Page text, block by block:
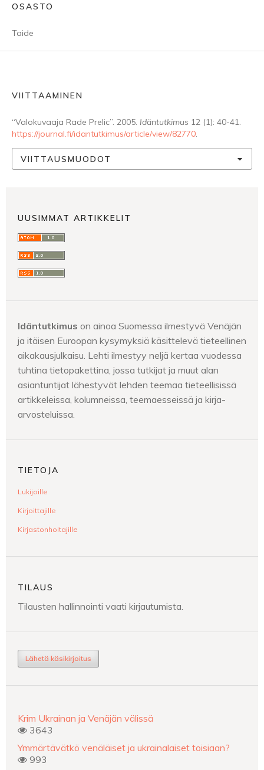
OSASTO
Taide
VIITTAAMINEN
“Valokuvaaja Rade Prelic”. 2005. Idäntutkimus 12 (1): 40-41.
https://journal.fi/idantutkimus/article/view/82770.
VIITTAUSMUODOT
UUSIMMAT ARTIKKELIT
Idäntutkimus on ainoa Suomessa ilmestyvä Venäjän
ja itäisen Euroopan kysymyksiä käsittelevä tieteellinen
aikakausjulkaisu. Lehti ilmestyy neljä kertaa vuodessa
tuhtina tietopakettina, jossa tutkijat ja muut alan
asiantuntijat lähestyvät lehden teemaa tieteellisissä
artikkeleissa, kolumneissa, teemaesseissä ja kirja-
arvosteluissa.
TIETOJA
Lukijoille
Kirjoittajille
Kirjastonhoitajille
TILAUS
Tilausten hallinnointi vaati kirjautumista.
Lähetä käsikirjoitus
Krim Ukrainan ja Venäjän välissä
3643
Ymmärtävätkö venäläiset ja ukrainalaiset toisiaan?
993